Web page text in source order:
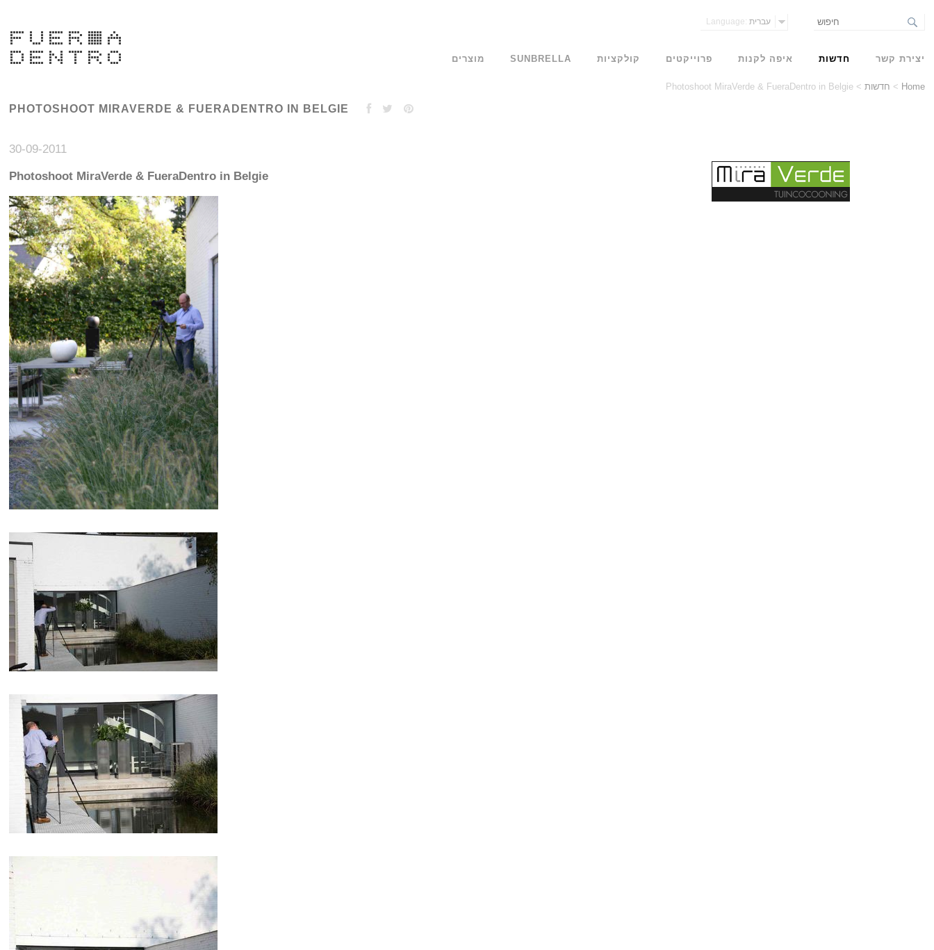
Home
> חדשות >
Photoshoot MiraVerde & FueraDentro in Belgie
מוצרים SUNBRELLA קולקציות פרוייקטים איפה לקנות חדשות יצירת קשר
PHOTOSHOOT MIRAVERDE & FUERADENTRO IN BELGIE
30-09-2011
Photoshoot MiraVerde & FueraDentro in Belgie
Language: עברית